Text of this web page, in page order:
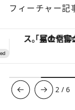
フィーチャー記
【銀座で出合う最旬美容】美髪ケアや上質な眠り…セ
3 /6